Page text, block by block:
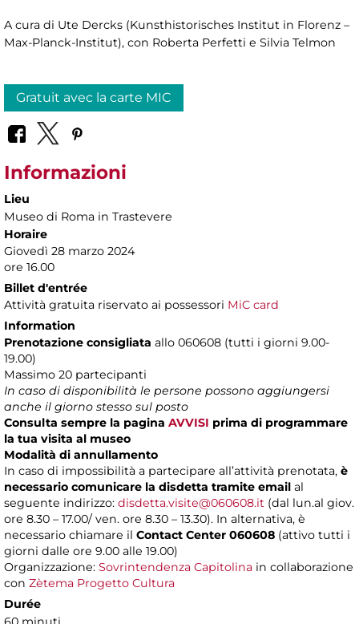
A cura di Ute Dercks (Kunsthistorisches Institut in Florenz –
Max-Planck-Institut), con Roberta Perfetti e Silvia Telmon
Gratuit avec la carte MIC
Informazioni
Lieu
Museo di Roma in Trastevere
Horaire
Giovedì 28 marzo 2024
ore 16.00
Billet d'entrée
Attività gratuita riservato ai possessori MiC card
Information
Prenotazione consigliata allo 060608 (tutti i giorni 9.00-
19.00)
Massimo 20 partecipanti
In caso di disponibilità le persone possono aggiungersi
anche il giorno stesso sul posto
Consulta sempre la pagina AVVISI prima di programmare
la tua visita al museo
Modalità di annullamento
In caso di impossibilità a partecipare all’attività prenotata, è
necessario comunicare la disdetta tramite email al
seguente indirizzo: disdetta.visite@060608.it (dal lun.al giov.
ore 8.30 – 17.00/ ven. ore 8.30 – 13.30). In alternativa, è
necessario chiamare il Contact Center 060608 (attivo tutti i
giorni dalle ore 9.00 alle 19.00)
Organizzazione: Sovrintendenza Capitolina in collaborazione
con Zètema Progetto Cultura
Durée